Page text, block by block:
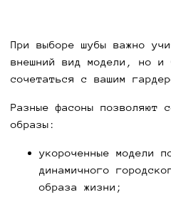
При выборе шубы важно
внешний вид модели, но
сочетаться с вашим
Разные фасоны позволяют
образы:
укороченные модели
динамичного
образа жизни;